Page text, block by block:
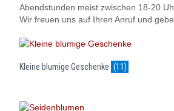
Abendstunden meist zwischen 18-20
Wir freuen uns auf Ihren Anruf und
Kleine blumige Geschenke (11)